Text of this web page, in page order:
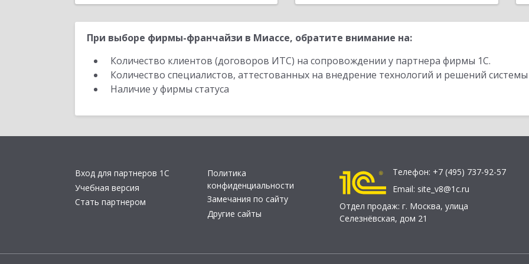
При выборе фирмы-франчайзи в Миассе, обратите внимание на:
Количество клиентов (договоров ИТС) на сопровождении у партнера фирмы 1С.
Количество специалистов, аттестованных на внедрение технологий и решений
Наличие у фирмы статуса
Вход для партнеров 1С
Учебная версия
Стать партнером
Политика
конфиденциальности
Замечания по сайту
Другие сайты
Телефон: +7 (495) 737-92-57
Email: site_v8@1c.ru
Отдел продаж: г. Москва, улица
Селезнёвская, дом 21